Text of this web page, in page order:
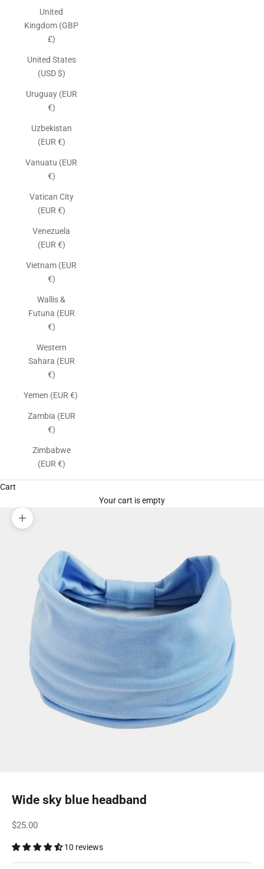
United
Kingdom (GBP
£)
United States
(USD $)
Uruguay (EUR
€)
Uzbekistan
(EUR €)
Vanuatu (EUR
€)
Vatican City
(EUR €)
Venezuela
(EUR €)
Vietnam (EUR
€)
Wallis &
Futuna (EUR
€)
Western
Sahara (EUR
€)
Yemen (EUR €)
Zambia (EUR
€)
Zimbabwe
(EUR €)
Cart
Your cart is empty
Zoom picture
Wide sky blue headband
Sale price
$25.00
10 reviews